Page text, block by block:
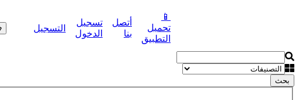
📱
تحميل
التطبيق
أتصل
بنا
تسجيل
الدخول
التسجيل
بحث